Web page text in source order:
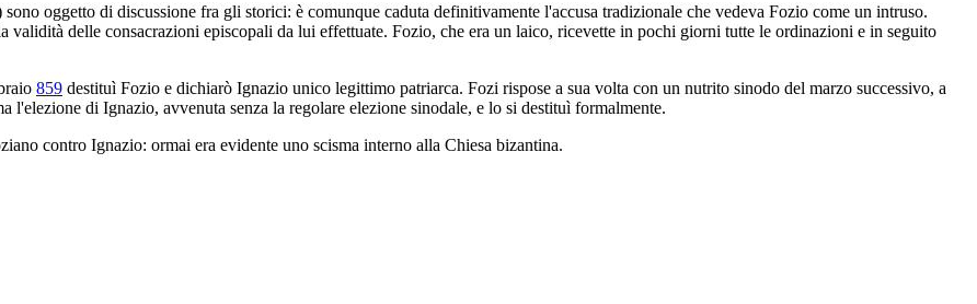
sono oggetto di discussione fra gli storici: è comunque caduta definitivamente l'accusa tradizionale che vedeva Fozio come un intruso.
validità delle consacrazioni episcopali da lui effettuate. Fozio, che era un laico, ricevette in pochi giorni tutte le ordinazioni e in seguito
859 destituì Fozio e dichiarò Ignazio unico legittimo patriarca. Fozi rispose a sua volta con un nutrito sinodo del marzo successivo, a
di Ignazio, avvenuta senza la regolare elezione sinodale, e lo si destituì formalmente.
contro Ignazio: ormai era evidente uno scisma interno alla Chiesa bizantina.